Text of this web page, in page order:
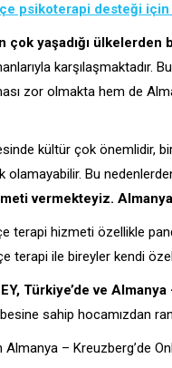
psikoterapi desteği için
yaşadığı ülkelerden
zor olmakta hem de
kültür çok önemlidir,
olamayabilir. Bu
vermekteyiz.
terapi hizmeti özellikle
terapi ile bireyler kendi
Türkiye’de ve
sahip hocamızdan
Almanya – Kreuzberg’de